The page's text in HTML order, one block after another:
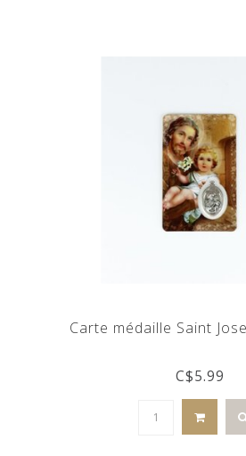
Carte médaille Saint
C$5.99